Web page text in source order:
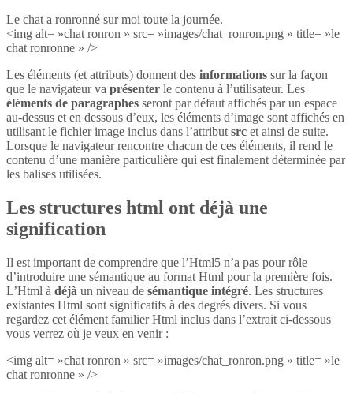
Le chat a ronronné sur moi toute la journée.
<img alt= »chat ronron » src= »images/chat_ronron.png » title= »le
chat ronronne » />
Les éléments (et attributs) donnent des informations sur la façon
que le navigateur va présenter le contenu à l’utilisateur. Les
éléments de paragraphes seront par défaut affichés par un espace
au-dessus et en dessous d’eux, les éléments d’image sont affichés en
utilisant le fichier image inclus dans l’attribut src et ainsi de suite.
Lorsque le navigateur rencontre chacun de ces éléments, il rend le
contenu d’une manière particulière qui est finalement déterminée par
les balises utilisées.
Les structures html ont déjà une
signification
Il est important de comprendre que l’Html5 n’a pas pour rôle
d’introduire une sémantique au format Html pour la première fois.
L’Html à déjà un niveau de sémantique intégré. Les structures
existantes Html sont significatifs à des degrés divers. Si vous
regardez cet élément familier Html inclus dans l’extrait ci-dessous
vous verrez où je veux en venir :
<img alt= »chat ronron » src= »images/chat_ronron.png » title= »le
chat ronronne » />